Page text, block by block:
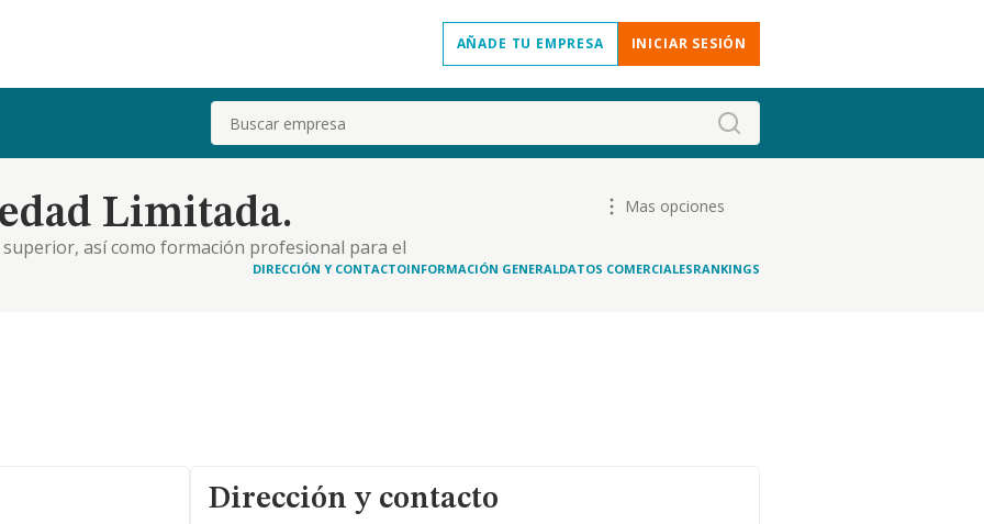
AÑADE TU EMPRESA INICIAR SESIÓN
Buscar
Limitada.
así como formación profesional para el
universitaria y postsecundaria y
Mas opciones
DIRECCIÓN Y CONTACTOINFORMACIÓN GENERALDATOS COMERCIALESRANKINGS
Dirección y contacto